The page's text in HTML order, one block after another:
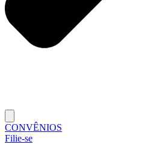
CONVÊNIOS
Filie-se